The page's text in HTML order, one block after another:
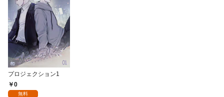
プロジェクション1
0
無料